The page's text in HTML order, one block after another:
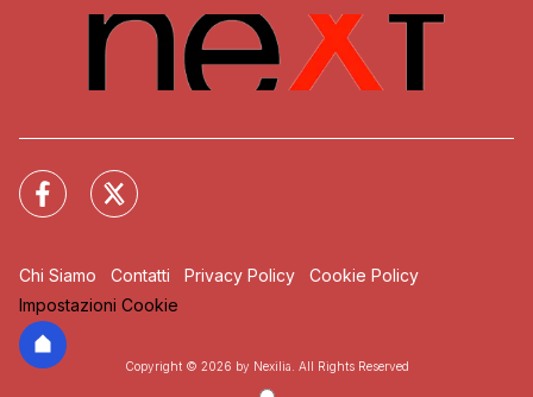
Chi Siamo Contatti Privacy Policy
Cookie Policy
Impostazioni Cookie
Copyright © 2026 by Nexilia. All Rights Reserved